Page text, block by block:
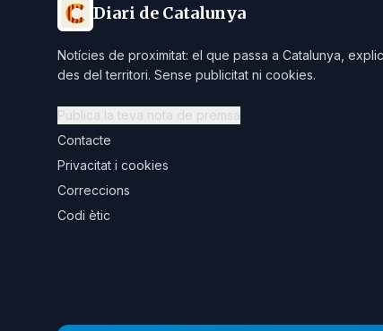
Diari de Catalunya
Notícies de proximitat: el que passa a Catalunya,
des del territori. Sense publicitat ni cookies.
Publica la teva nota de premsa
Contacte
Privacitat i cookies
Correccions
Codi ètic